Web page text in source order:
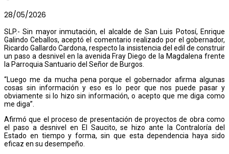
28/05/2026
SLP.- Sin mayor inmutación, el alcalde de San Luis Potosí, Enrique
Galindo Ceballos, aceptó el comentario realizado por el gobernador,
Ricardo Gallardo Cardona, respecto la insistencia del edil de construir
un paso a desnivel en la avenida Fray Diego de la Magdalena frente
la Parroquia Santuario del Señor de Burgos.
“Luego me da mucha pena porque el gobernador afirma algunas
cosas sin información y eso es lo peor que nos puede pasar y
obviamente si lo hizo sin información, o acepto que me diga como
me diga”.
Afirmó que el proceso de presentación de proyectos de obra como
el paso a desnivel en El Saucito, se hizo ante la Contraloría del
Estado en tiempo y forma, sin que esta dependencia haya sido
eficaz en su desempeño.